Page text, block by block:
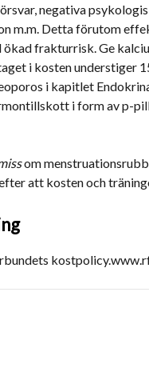
negativa
m.m. Detta förutom
ökad frakturrisk. Ge
i kosten understiger
i kapitlet
i form av p-
om
att kosten och